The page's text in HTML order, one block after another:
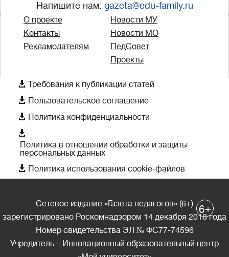
Напишите нам: gazeta@edu-family.ru
О проекте
Контакты
Рекламодателям
Новости МУ
Новости МО
ПедСовет
Проекты
 Требования к публикации статей
 Пользовательское соглашение
 Политика конфиденциальности

Политика в отношении обработки и защиты
персональных данных
 Политика использования cookie-файлов
Сетевое издание «Газета педагогов» (6+)
зарегистрировано Роскомнадзором 14 декабря 2018 года
Номер свидетельства ЭЛ № ФС77-74596
Учредитель – Инновационный образовательный центр
6+